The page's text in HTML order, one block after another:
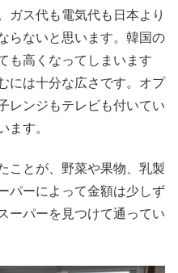
ガス代も電気代も日本より
らないと思います。韓国の
も高くなってしまいます
には十分な広さです。オプ
レンジもテレビも付いてい
ます。
ことが、野菜や果物、乳製
パーによって金額は少しず
ーパーを見つけて通ってい